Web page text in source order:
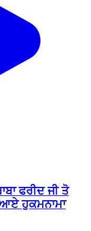
ਫਰੀਦ ਜੀ ਤੋ
ਹੁਕਮਨਾਮਾ